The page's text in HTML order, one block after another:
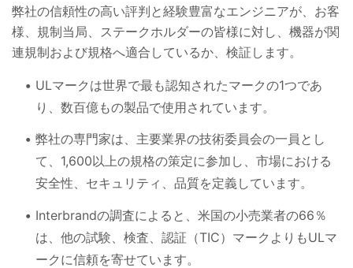
弊社の信頼性の高い評判と経験豊富なエンジニアが、お客
様、規制当局、ステークホルダーの皆様に対し、機器が関
連規制および規格へ適合しているか、検証します。
ULマークは世界で最も認知されたマークの1つであ
り、数百億もの製品で使用されています。
弊社の専門家は、主要業界の技術委員会の一員とし
て、1,600以上の規格の策定に参加し、市場における
安全性、セキュリティ、品質を定義しています。
Interbrandの調査によると、米国の小売業者の66％
は、他の試験、検査、認証（TIC）マークよりもULマ
ークに信頼を寄せています。